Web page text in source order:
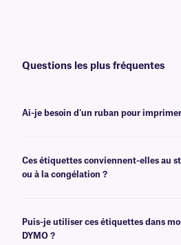
Questions les plus fréquentes
Ai-je besoin d'un ruban pour
thermique à impression thermique directe
plus d'informations, veuillez contacter notre
Ces étiquettes conviennent-elles au
ou à la congélation ?
les environnements à basse température.
directes cryogéniques, nous vous
Puis-je utiliser ces étiquettes dans
DYMO ?